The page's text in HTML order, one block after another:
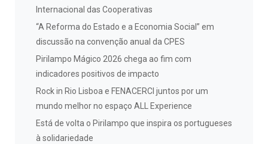
Internacional das Cooperativas
“A Reforma do Estado e a Economia Social” em
discussão na convenção anual da CPES
Pirilampo Mágico 2026 chega ao fim com
indicadores positivos de impacto
Rock in Rio Lisboa e FENACERCI juntos por um
mundo melhor no espaço ALL Experience
Está de volta o Pirilampo que inspira os portugueses
à solidariedade